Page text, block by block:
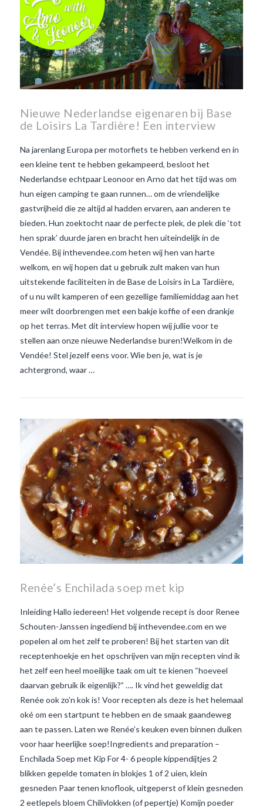
VIEW POST
Nieuwe Nederlandse eigenaren bij Base
de Loisirs La Tardière! Een interview
Na jarenlang Europa per motorfiets te hebben verkend en in
een kleine tent te hebben gekampeerd, besloot het
Nederlandse echtpaar Leonoor en Arno dat het tijd was om
hun eigen camping te gaan runnen… om de vriendelijke
gastvrijheid die ze altijd al hadden ervaren, aan anderen te
bieden. Hun zoektocht naar de perfecte plek, de plek die ‘tot
hen sprak’ duurde jaren en bracht hen uiteindelijk in de
Vendée. Bij inthevendee.com heten wij hen van harte
welkom, en wij hopen dat u gebruik zult maken van hun
uitstekende faciliteiten in de Base de Loisirs in La Tardière,
of u nu wilt kamperen of een gezellige familiemiddag aan het
meer wilt doorbrengen met een bakje koffie of een drankje
op het terras. Met dit interview hopen wij jullie voor te
stellen aan onze nieuwe Nederlandse buren!Welkom in de
Vendée! Stel jezelf eens voor. Wie ben je, wat is je
achtergrond, waar …
Renée’s Enchilada soep met kip
Inleiding Hallo iedereen! Het volgende recept is door Renee
Schouten-Janssen ingediend bij inthevendee.com en we
popelen al om het zelf te proberen! Bij het starten van dit
receptenhoekje en het opschrijven van mijn recepten vind ik
het zelf een heel moeilijke taak om uit te kienen “hoeveel
daarvan gebruik ik eigenlijk?” …. Ik vind het geweldig dat
Renée ook zo’n kok is! Voor recepten als deze is het helemaal
oké om een startpunt te hebben en de smaak gaandeweg
aan te passen. Laten we Renée’s keuken even binnen duiken
voor haar heerlijke soep!Ingredients and preparation –
Enchilada Soep met Kip For 4- 6 people kippendijtjes 2
blikken gepelde tomaten in blokjes 1 of 2 uien, klein
gesneden Paar tenen knoflook, uitgeperst of klein gesneden
2 eetlepels bloem Chilivlokken (of pepertje) Komijn poeder